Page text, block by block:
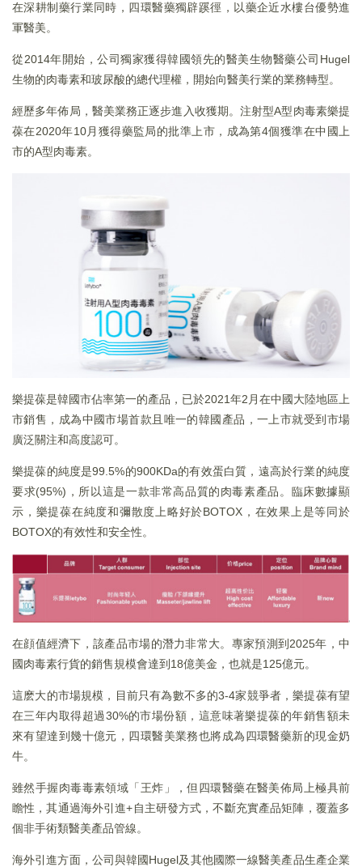
在深耕制藥行業同時，四環醫藥獨辟蹊徑，以藥企近水樓台優勢進
軍醫美。
從2014年開始，公司獨家獲得韓國領先的醫美生物醫藥公司Hugel
生物的肉毒素和玻尿酸的總代理權，開始向醫美行業的業務轉型。
經歷多年佈局，醫美業務正逐步進入收獲期。注射型A型肉毒素樂提
葆在2020年10月獲得藥監局的批準上市，成為第4個獲準在中國上
市的A型肉毒素。
樂提葆是韓國市佔率第一的產品，已於2021年2月在中國大陸地區上
市銷售，成為中國市場首款且唯一的韓國產品，一上市就受到市場
廣泛關注和高度認可。
樂提葆的純度是99.5%的900KDa的有效蛋白質，遠高於行業的純度
要求(95%)，所以這是一款非常高品質的肉毒素產品。臨床數據顯
示，樂提葆在純度和彌散度上略好於BOTOX，在效果上是等同於
BOTOX的有效性和安全性。
在顔值經濟下，該產品市場的潛力非常大。專家預測到2025年，中
國肉毒素行貨的銷售規模會達到18億美金，也就是125億元。
這麽大的市場規模，目前只有為數不多的3-4家競爭者，樂提葆有望
在三年内取得超過30%的市場份額，這意味著樂提葆的年銷售額未
來有望達到幾十億元，四環醫美業務也將成為四環醫藥新的現金奶
牛。
雖然手握肉毒毒素領域「王炸」，但四環醫藥在醫美佈局上極具前
瞻性，其通過海外引進+自主研發方式，不斷充實產品矩陣，覆蓋多
個非手術類醫美產品管線。
海外引進方面，公司與韓國Hugel及其他國際一線醫美產品生產企業